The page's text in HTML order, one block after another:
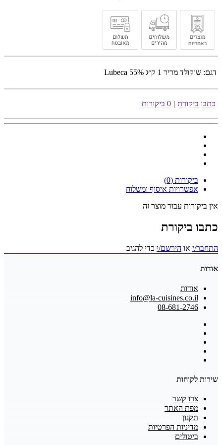
דגם: שוקולד מריר 1 ק״ג 55% Lubeca
כתבו ביקורת | 0 ביקורות
ביקורות (0)
אפשרויות איסוף ומשלוח
אין ביקורות עבור מוצר זה
כתבו ביקורת
התחבר/י או הירשם/י כדי להגיב
אודות
אודות
info@la-cuisines.co.il
08-681-2746
שירות לקוחות
צרו קשר
מפת האתר
תקנון
מדיניות הפרטיות
ביטולים